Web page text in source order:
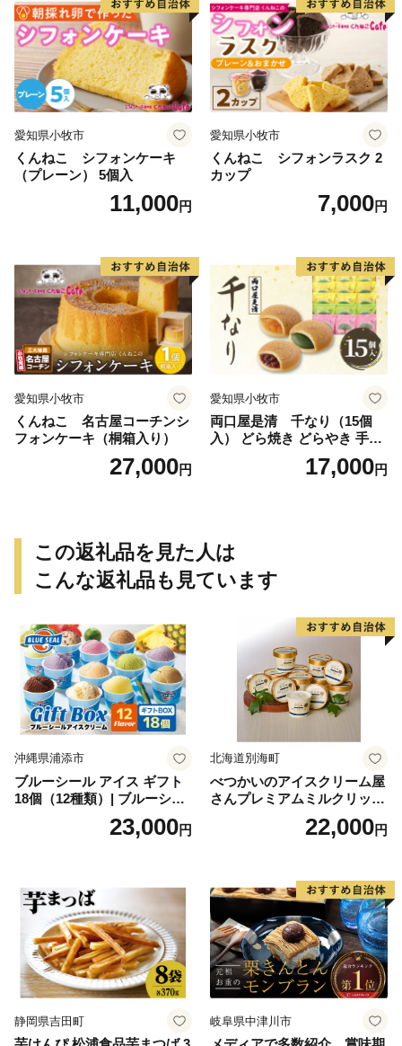
愛知県小牧市
くんねこ シフォンケーキ
（プレーン） 5個入
11,000円
愛知県小牧市
くんねこ シフォンラスク 2
カップ
7,000円
愛知県小牧市
くんねこ 名古屋コーチンシ
フォンケーキ（桐箱入り）
27,000円
愛知県小牧市
両口屋是清 千なり（15個
入） どら焼き どらやき 手土
産 お土産 土産 丹波大納言小
豆 抹茶 林檎 りんご 慶事 お
17,000円
この返礼品を見た人は
こんな返礼品も見ています
沖縄県浦添市
ブルーシール アイス ギフト
18個（12種類）| ブルーシー
ルアイス ブルーシールアイ
スクリーム 着日指定可能 送
誕生日 カップ 詰め合わせ バ
ラエティ | バニラ チョコレー
ト ストロベリー ピスタチオ
バニラ＆クッキー ウベ 沖縄
紅イモ 塩ちんすこう 沖縄シ
ークヮーサー 沖縄黒糖 琉球
ロイヤルミルクティ 沖縄パ
イン
23,000円
北海道別海町
べつかいのアイスクリーム屋
さんプレミアムミルクリッチ
12個（AP-01）（ 北海道アイ
ス 北海道産アイス アイス ア
道産アイス 道産アイスクリ
ーム ギフト 詰合せ 詰め合わ
せ ふるさと納税 ）
22,000円
静岡県吉田町 岐阜県中津川市